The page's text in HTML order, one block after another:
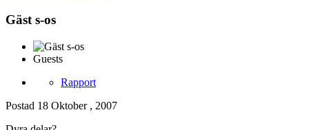
Gäst s-os
Guests
Rapport
Postad 18 Oktober , 2007